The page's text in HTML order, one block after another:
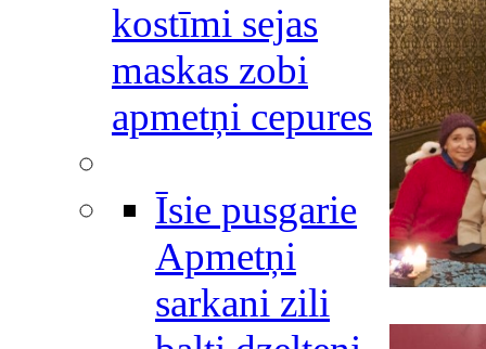
kostīmi sejas
maskas zobi
apmetņi cepures
Īsie pusgarie
Apmetņi
sarkani zili